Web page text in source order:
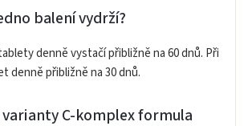
balení vydrží?
denně vystačí přibližně na 60 dnů. Při
denně přibližně na 30 dnů.
varianty C-komplex formula